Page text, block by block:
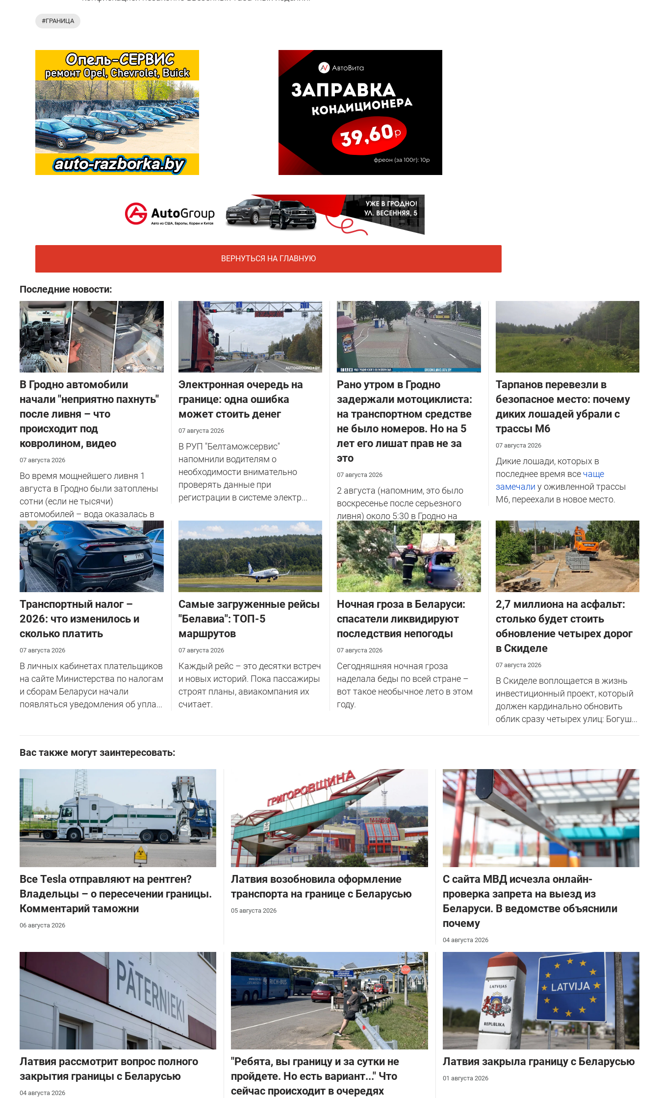
#ГРАНИЦА
ВЕРНУТЬСЯ НА ГЛАВНУЮ
Последние новости:
В Гродно автомобили
начали "неприятно пахнуть"
после ливня – что
происходит под
ковролином, видео
07 августа 2026
Во время мощнейшего ливня 1
августа в Гродно были затоплены
сотни (если не тысячи)
автомобилей – вода оказалась в
салоне...
Электронная очередь на
границе: одна ошибка
может стоить денег
07 августа 2026
В РУП "Белтаможсервис"
напомнили водителям о
необходимости внимательно
проверять данные при
регистрации в системе электр...
Рано утром в Гродно
задержали мотоциклиста:
на транспортном средстве
не было номеров. Но на 5
лет его лишат прав не за
это
07 августа 2026
2 августа (напомним, это было
воскресенье после серьезного
ливня) около 5:30 в Гродно на
улице Советских Пограничников
у...
Тарпанов перевезли в
безопасное место: почему
диких лошадей убрали с
трассы М6
07 августа 2026
Дикие лошади, которых в
последнее время все чаще
замечали у оживленной трассы
М6, переехали в новое место.
Транспортный налог –
2026: что изменилось и
сколько платить
07 августа 2026
В личных кабинетах плательщиков
на сайте Министерства по налогам
и сборам Беларуси начали
появляться уведомления об упла...
Самые загруженные рейсы
"Белавиа": ТОП-5
маршрутов
07 августа 2026
Каждый рейс – это десятки встреч
и новых историй. Пока пассажиры
строят планы, авиакомпания их
считает.
Ночная гроза в Беларуси:
спасатели ликвидируют
последствия непогоды
07 августа 2026
Сегодняшняя ночная гроза
наделала беды по всей стране –
вот такое необычное лето в этом
году.
2,7 миллиона на асфальт:
столько будет стоить
обновление четырех дорог
в Скиделе
07 августа 2026
В Скиделе воплощается в жизнь
инвестиционный проект, который
должен кардинально обновить
облик сразу четырех улиц: Богуш...
Вас также могут заинтересовать:
Все Tesla отправляют на рентген?
Владельцы – о пересечении границы.
Комментарий таможни
06 августа 2026
Латвия возобновила оформление
транспорта на границе с Беларусью
05 августа 2026
С сайта МВД исчезла онлайн-
проверка запрета на выезд из
Беларуси. В ведомстве объяснили
почему
04 августа 2026
Латвия рассмотрит вопрос полного
закрытия границы с Беларусью
04 августа 2026
"Ребята, вы границу и за сутки не
пройдете. Но есть вариант..." Что
сейчас происходит в очередях
Латвия закрыла границу с Беларусью
01 августа 2026